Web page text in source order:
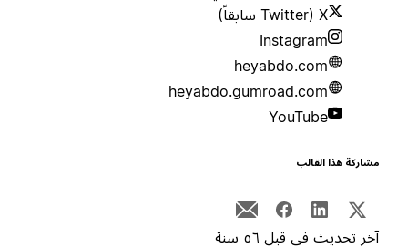
Instagram
heyabdo.com
heyabdo.gumroad.com
YouTube
هذا القالب
تحديث في قبل ٥٦ سنة